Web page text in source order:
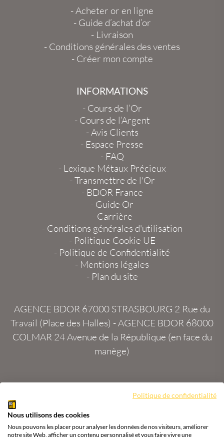
-Acheter or en ligne
- Guide d’achat d’or
- Livraison
- Conditions générales des ventes
- Créer mon compte
INFORMATIONS
- Cours de l’Or
- Cours de l’Argent
-Avis Clients
- Espace Presse
- FAQ
- Lexique Métaux Précieux
-Transmettre de l'Or
- BDOR France
- Guide Or
- Carrière
- Conditions générales d'utilisation
- Politique Cookie UE
- Politique de Confidentialité
- Mentions légales
- Plan du site
AGENCE BDOR 67000 STRASBOURG 2 Rue du
Travail (Place des Halles) -AGENCE BDOR 68000
COLMAR24 Avenue de la République (en face du
manège)
Tous droits réservés Agence BDOR ®
Cours or, achat
& vente or, argent
Politique de confidentialité
Nous utilisons des cookies
Nous pouvons les placer pour analyser les données de nos visiteurs, améliorer
notre site Web, afficher un contenu personnalisé et vous faire vivre une